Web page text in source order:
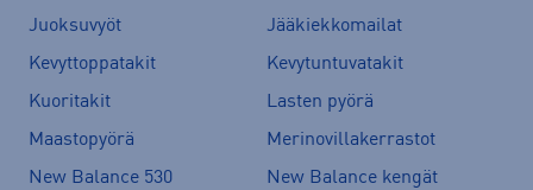
Juoksuvyöt
Jääkiekkomailat
Kevyttoppatakit
Kevytuntuvatakit
Kuoritakit
Lasten pyörä
Maastopyörä
Merinovillakerrastot
New Balance 530
New Balance kengät